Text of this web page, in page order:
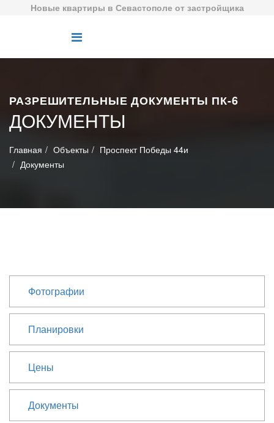
Новые квартиры в Севастополе от застройщика
РАЗРЕШИТЕЛЬНЫЕ ДОКУМЕНТЫ ПК-6
ДОКУМЕНТЫ
Главная Объекты
Проспект Победы 44и
Документы
Фотографии
Планировки
Цены
Документы